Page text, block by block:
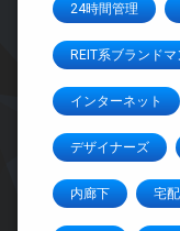
24時間管理
REIT系ブランド
インターネット
デザイナーズ
内廊下 宅